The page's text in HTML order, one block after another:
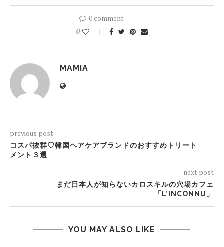
0 comment
0
MAMIA
previous post
コスパ抜群♡韓国ヘアケアブランドのおすすめトリート
メント３選
next post
まだ日本人が知らないカロスキルの穴場カフェ
「L’INCONNU」
YOU MAY ALSO LIKE